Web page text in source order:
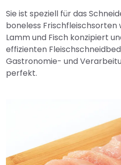
Sie ist speziell für das
boneless Frischfleischsorten
Lamm und Fisch konzipiert
effizienten
Gastronomie- und
perfekt.